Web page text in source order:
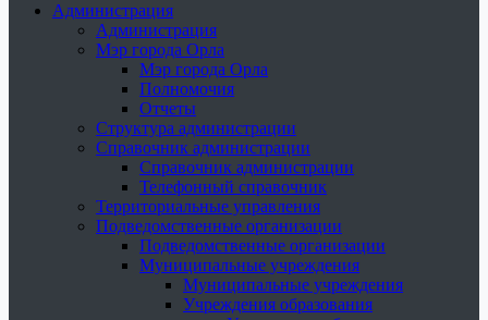
Администрация
Администрация
Мэр города Орла
Мэр города Орла
Полномочия
Отчеты
Структура администрации
Справочник администрации
Справочник администрации
Телефонный справочник
Территориальные управления
Подведомственные организации
Подведомственные организации
Муниципальные учреждения
Муниципальные учреждения
Учреждения образования